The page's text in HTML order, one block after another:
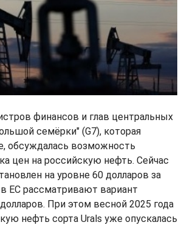
финансов и глав центральных
семёрки" (G7), которая
обсуждалась возможность
цен на российскую нефть. Сейчас
на уровне 60 долларов за
в ЕС рассматривают вариант
При этом весной 2025 года
нефть сорта Urals уже опускалась